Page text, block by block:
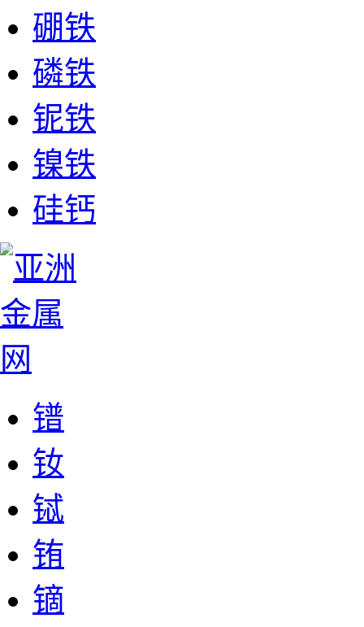
硼铁
磷铁
铌铁
镍铁
硅钙
镨
钕
铽
铕
镝